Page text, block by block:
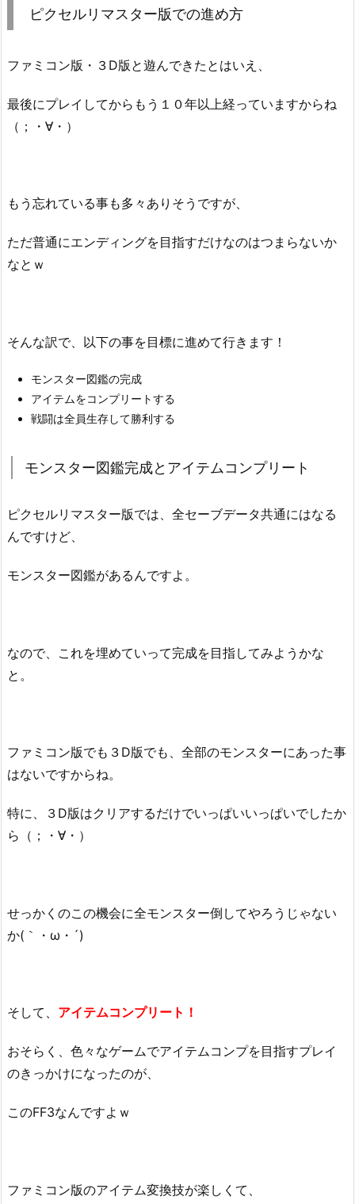
ピクセルリマスター版での進め方
ファミコン版・３D版と遊んできたとはいえ、
最後にプレイしてからもう１０年以上経っていますからね
（；・∀・）
もう忘れている事も多々ありそうですが、
ただ普通にエンディングを目指すだけなのはつまらないか
なとｗ
そんな訳で、以下の事を目標に進めて行きます！
モンスター図鑑の完成
アイテムをコンプリートする
戦闘は全員生存して勝利する
モンスター図鑑完成とアイテムコンプリート
ピクセルリマスター版では、全セーブデータ共通にはなる
んですけど、
モンスター図鑑があるんですよ。
なので、これを埋めていって完成を目指してみようかな
と。
ファミコン版でも３D版でも、全部のモンスターにあった事
はないですからね。
特に、３D版はクリアするだけでいっぱいいっぱいでしたか
ら（；・∀・）
せっかくのこの機会に全モンスター倒してやろうじゃない
か(｀・ω・´)
そして、 アイテムコンプリート！
おそらく、色々なゲームでアイテムコンプを目指すプレイ
のきっかけになったのが、
このFF3なんですよｗ
ファミコン版のアイテム変換技が楽しくて、